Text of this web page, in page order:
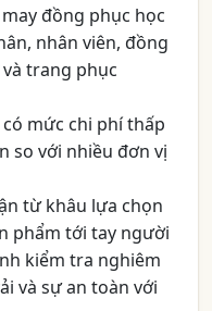
đồng phục học
nhân viên, đồng
trang phục
mức chi phí thấp
so với nhiều đơn vị
từ khâu lựa chọn
phẩm tới tay người
kiểm tra nghiêm
và sự an toàn với